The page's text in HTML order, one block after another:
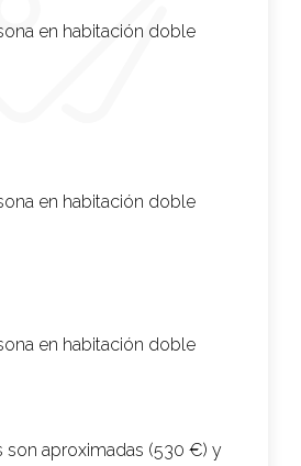
en habitación doble
en habitación doble
en habitación doble
son aproximadas (530 €) y